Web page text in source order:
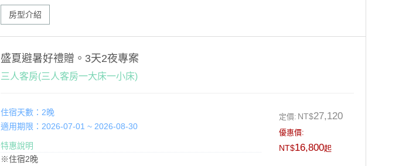
※好禮贈二：當季水果
房型介紹
盛夏避暑好禮贈。3天2夜專案
三人客房(三人客房一大床一小床)
住宿天數：2晚
適用期限：2026-07-01 ~ 2026-08-30
特惠說明
※住宿2晚
定價: NT$27,120
優惠價:
NT$16,800起